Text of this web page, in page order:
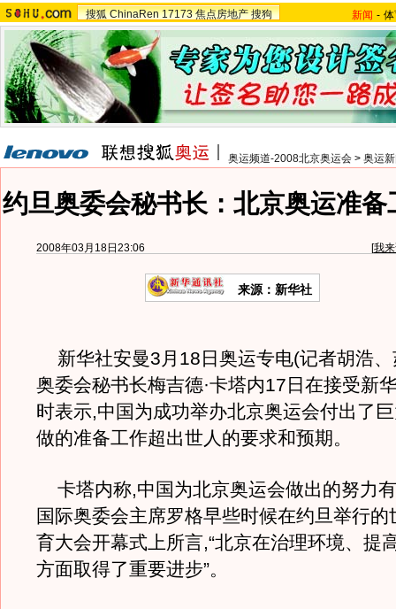
搜狐 ChinaRen 17173 焦点房地产 搜狗 新闻 -
奥运频道-2008北京奥运会 > 奥运
约旦奥委会秘书长：北京奥运准备
2008年03月18日23:06 [我
来源：新华社
新华社安曼3月18日奥运专电(记者胡浩、
奥委会秘书长梅吉德·卡塔内17日在接受新
时表示,中国为成功举办北京奥运会付出了
做的准备工作超出世人的要求和预期。
卡塔内称,中国为北京奥运会做出的努力
国际奥委会主席罗格早些时候在约旦举行的
育大会开幕式上所言,“北京在治理环境、提
方面取得了重要进步”。